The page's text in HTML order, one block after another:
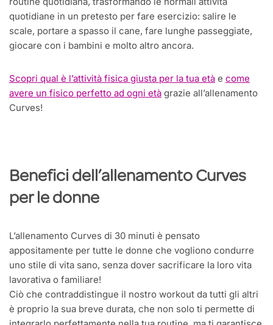
quotidiane in un pretesto per fare esercizio: salire le
scale, portare a spasso il cane, fare lunghe passeggiate,
giocare con i bambini e molto altro ancora.
Scopri qual è l’attività fisica giusta per la tua età e come
avere un fisico perfetto ad ogni età grazie all’allenamento
Curves!
Benefici dell’allenamento Curves
per le donne
L’allenamento Curves di 30 minuti è pensato
appositamente per tutte le donne che vogliono condurre
uno stile di vita sano, senza dover sacrificare la loro vita
lavorativa o familiare!
Ciò che contraddistingue il nostro workout da tutti gli altri
è proprio la sua breve durata, che non solo ti permette di